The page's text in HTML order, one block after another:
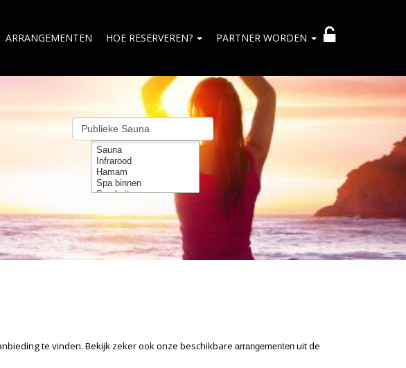
ARRANGEMENTEN HOE RESERVEREN? PARTNER WORDEN
te vinden. Bekijk zeker ook onze beschikbare arrangementen uit de